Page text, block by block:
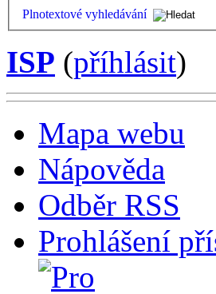
Plnotextové vyhledávání
ISP (příhlásit)
Mapa webu
Nápověda
Odběr RSS
Prohlášení